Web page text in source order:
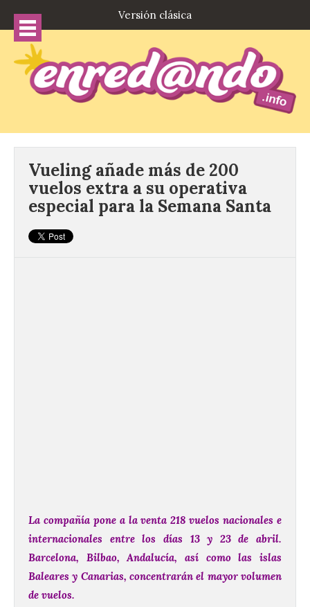
Versión clásica
Vueling añade más de 200
vuelos extra a su operativa
especial para la Semana Santa
La compañía pone a la venta 218 vuelos nacionales e
internacionales entre los días 13 y 23 de abril.
Barcelona, Bilbao, Andalucía, así como las islas
Baleares y Canarias, concentrarán el mayor volumen
de vuelos.